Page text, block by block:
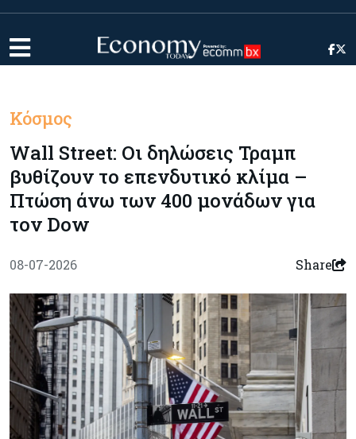
Κόσμος
Wall Street: Οι δηλώσεις Τραμπ
βυθίζουν το επενδυτικό κλίμα –
Πτώση άνω των 400 μονάδων για
τον Dow
08-07-2026 Share